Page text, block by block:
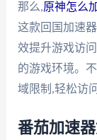
那么,原神怎么
这款回国加速
效提升游戏访
的游戏环境。
域限制,轻松访
番茄加速